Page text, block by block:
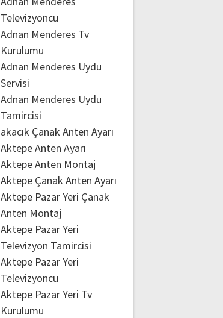
Televizyoncu
Adnan Menderes Tv
Kurulumu
Adnan Menderes Uydu
Servisi
Adnan Menderes Uydu
Tamircisi
akacık Çanak Anten Ayarı
Aktepe Anten Ayarı
Aktepe Anten Montaj
Aktepe Çanak Anten Ayarı
Aktepe Pazar Yeri Çanak
Anten Montaj
Aktepe Pazar Yeri
Televizyon Tamircisi
Aktepe Pazar Yeri
Televizyoncu
Aktepe Pazar Yeri Tv
Kurulumu